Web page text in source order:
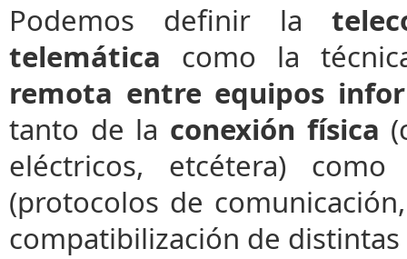
Podemos definir la
telemática como la
remota entre equipos
tanto de la conexión física
eléctricos, etcétera)
(protocolos de
compatibilización de